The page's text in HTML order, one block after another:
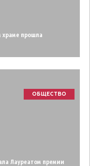
храме прошла
ОБЩЕСТВО
Лауреатом премии